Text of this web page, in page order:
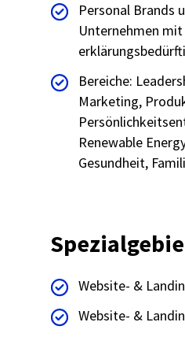
Personal Brands
Unternehmen
Bereiche:
Marketing,
Renewable
Gesundheit,
Website- &
Website- &